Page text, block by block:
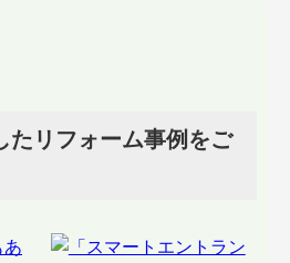
たリフォーム事例をご